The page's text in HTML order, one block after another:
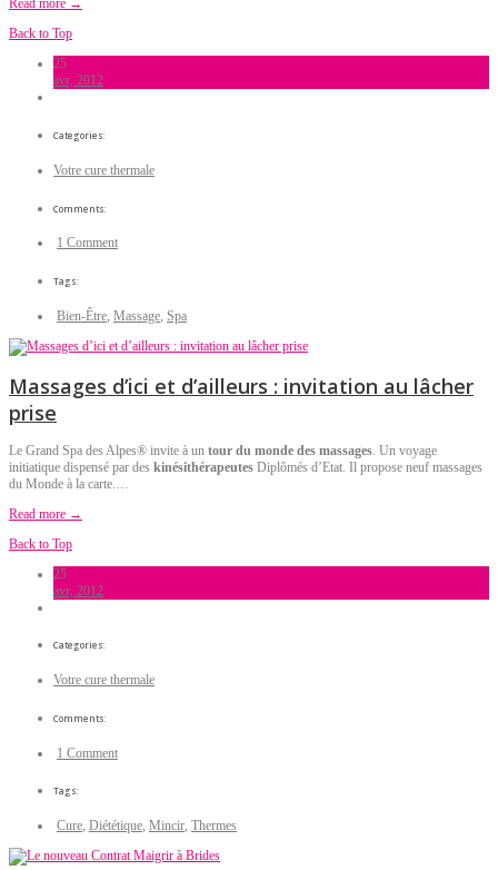
Read more →
Back to Top
25
avr, 2012
Categories:
Votre cure thermale
Comments:
1 Comment
Tags:
Bien-Être Massage Spa
Massages d’ici et d’ailleurs : invitation au lâcher
prise
Le Grand Spa des Alpes® invite à un tour du monde des massages . Un voyage
initiatique dispensé par des kinésithérapeutes Diplômés d’Etat. Il propose neuf massages
du Monde à la carte.…
Read more →
Back to Top
25
avr, 2012
Categories:
Votre cure thermale
Comments:
1 Comment
Tags:
Cure, Diététique, Mincir, Thermes